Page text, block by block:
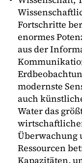
Fortschritte
enormes
aus der
modernste
auch
Water das
Überwachung
Ressourcen
Kapazitäten,